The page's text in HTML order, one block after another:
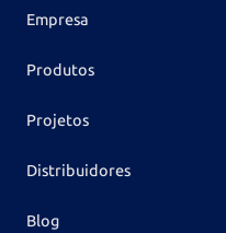
Empresa
Produtos
Projetos
Distribuidores
Blog